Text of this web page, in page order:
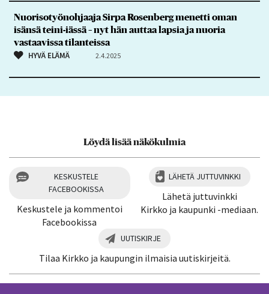
Nuorisotyönohjaaja Sirpa Rosenberg menetti oman
isänsä teini-iässä – nyt hän auttaa lapsia ja nuoria
vastaavissa tilanteissa
HYVÄ ELÄMÄ 2.4.2025
Löydä lisää näkökulmia
KESKUSTELE
FACEBOOKISSA
Keskustele ja kommentoi
Facebookissa
LÄHETÄ JUTTUVINKKI
Lähetä juttuvinkki
Kirkko ja kaupunki -mediaan.
UUTISKIRJE
Tilaa Kirkko ja kaupungin ilmaisia uutiskirjeitä.